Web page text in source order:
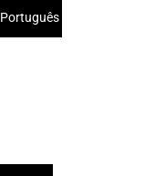
Português